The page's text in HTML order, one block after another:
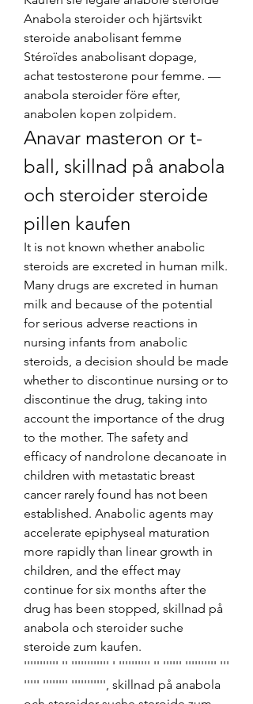
Anabola steroider och hjärtsvikt
steroide anabolisant femme
Stéroïdes anabolisant dopage,
achat testosterone pour femme. —
anabola steroider före efter,
anabolen kopen zolpidem.
Anavar masteron or t-
ball, skillnad på anabola
och steroider steroide
pillen kaufen
It is not known whether anabolic
steroids are excreted in human milk.
Many drugs are excreted in human
milk and because of the potential
for serious adverse reactions in
nursing infants from anabolic
steroids, a decision should be made
whether to discontinue nursing or to
discontinue the drug, taking into
account the importance of the drug
to the mother. The safety and
efficacy of nandrolone decanoate in
children with metastatic breast
cancer rarely found has not been
established. Anabolic agents may
accelerate epiphyseal maturation
more rapidly than linear growth in
children, and the effect may
continue for six months after the
drug has been stopped, skillnad på
anabola och steroider suche
steroide zum kaufen.
''''''''''' '' '''''''''''' ' '''''''''' '' '''''' '''''''''' '''
''''' '''''''' ''''''''''', skillnad på anabola